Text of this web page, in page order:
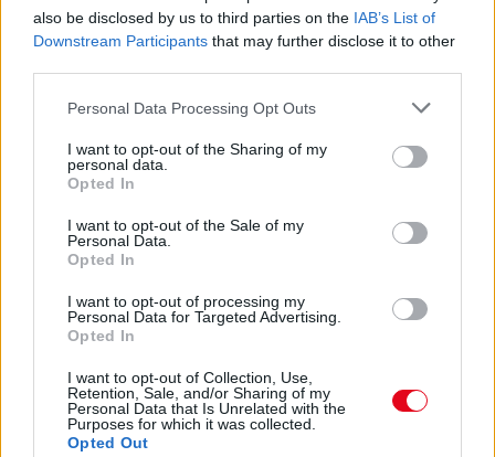
also be disclosed by us to third parties on the IAB’s List of
Downstream Participants that may further disclose it to other
Please note that this website/app uses one or more Google
not limited to your visit or usage behaviour. You may click to
grant or deny consent to Google and its third-party tags to
use your data for below specified purposes in below Google
consent section.
Personal Data Processing Opt Outs
I want to opt-out of the Sharing of my
personal data.
Opted In
I want to opt-out of the Sale of my
Personal Data.
Opted In
I want to opt-out of processing my
Personal Data for Targeted Advertising.
Opted In
I want to opt-out of Collection, Use,
Retention, Sale, and/or Sharing of my
Personal Data that Is Unrelated with the
Purposes for which it was collected.
Opted Out
Érdemes odafigyelni rá
EGYRE TÖBB FIATALNÁL JELENTKEZIK EZ A
VITAMINHIÁNY – ILYEN JELEKRE FIGYELJ
Erre figyelj!
07. 31.
NEM A CITROMSAV, AZ ECET VAGY A
SZÓDABIKARBÓNA A LEGERŐSEBB: EZT HASZNÁLJÁK A
SZÁLLODÁKBAN A VÍZKŐ ELLEN
07. 31.
HAGYD A SÓT: EGY CSIPET EBBŐL A FŐZŐVÍZBE,
ÉS SOKKAL FINOMABB LESZ A FŐTT KRUMPLI
Titkos hozzávaló
24 óra